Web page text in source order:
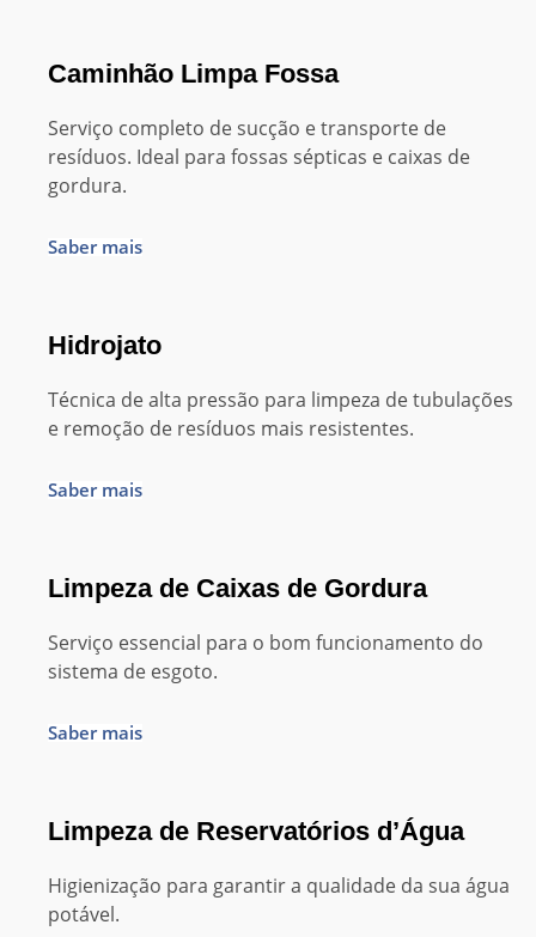
Caminhão Limpa Fossa
Serviço completo de sucção e transporte de
resíduos. Ideal para fossas sépticas e caixas de
gordura.
Saber mais
Hidrojato
Técnica de alta pressão para limpeza de tubulações
e remoção de resíduos mais resistentes.
Saber mais
Limpeza de Caixas de Gordura
Serviço essencial para o bom funcionamento do
sistema de esgoto.
Saber mais
Limpeza de Reservatórios d’Água
Higienização para garantir a qualidade da sua água
potável.